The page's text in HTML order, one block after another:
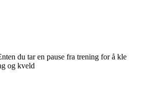
du tar en pause fra trening for å kle
og kveld